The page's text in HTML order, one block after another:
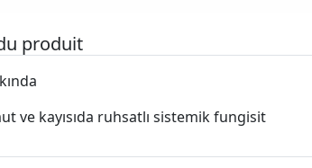
produit
ve kayısıda ruhsatlı sistemik fungisit